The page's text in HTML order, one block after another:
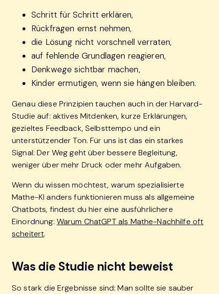
Schritt für Schritt erklären,
Rückfragen ernst nehmen,
die Lösung nicht vorschnell verraten,
auf fehlende Grundlagen reagieren,
Denkwege sichtbar machen,
Kinder ermutigen, wenn sie hängen bleiben.
Genau diese Prinzipien tauchen auch in der Harvard-
Studie auf: aktives Mitdenken, kurze Erklärungen,
gezieltes Feedback, Selbsttempo und ein
unterstützender Ton. Für uns ist das ein starkes
Signal: Der Weg geht über bessere Begleitung,
weniger über mehr Druck oder mehr Aufgaben.
Wenn du wissen möchtest, warum spezialisierte
Mathe-KI anders funktionieren muss als allgemeine
Chatbots, findest du hier eine ausführlichere
Einordnung: Warum ChatGPT als Mathe-Nachhilfe oft
scheitert.
Was die Studie nicht beweist
So stark die Ergebnisse sind: Man sollte sie sauber